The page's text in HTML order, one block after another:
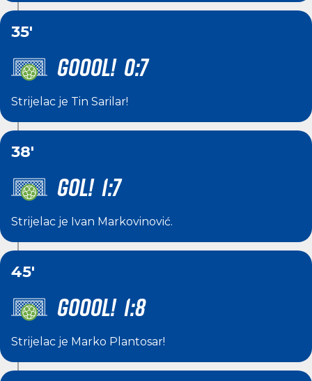
35'
GOOOL! 0:7
Strijelac je Tin Sarilar!
38'
GOL! 1:7
Strijelac je Ivan Markovinović.
45'
GOOOL! 1:8
Strijelac je Marko Plantosar!